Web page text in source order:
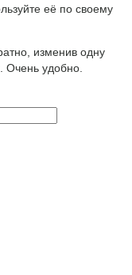
её по своему
изменив одну
Очень удобно.